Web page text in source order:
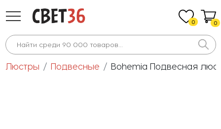
0 0
Люстры Подвесные Bohemia Подвесная